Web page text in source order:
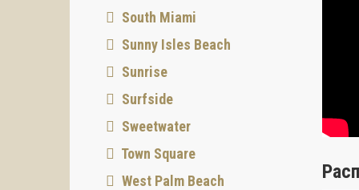
- 1
South Miami
Sunny Isles Beach
Sunrise
Surfside
Sweetwater
Town Square
West Palm Beach